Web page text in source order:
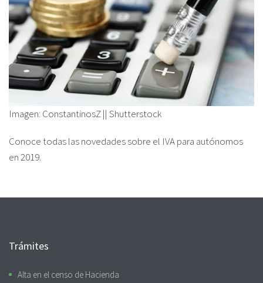
Imagen: ConstantinosZ || Shutterstock
Conoce todas las novedades sobre el IVA para autónomos
en 2019.
Trámites
Alta en el censo de Hacienda